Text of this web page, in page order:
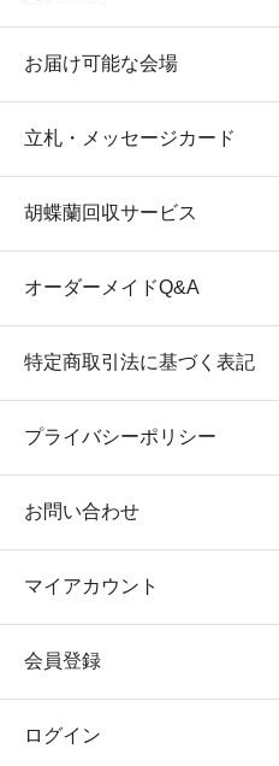
お届け可能な会場
立札・メッセージカード
胡蝶蘭回収サービス
オーダーメイドQ&A
特定商取引法に基づく表記
プライバシーポリシー
お問い合わせ
マイアカウント
会員登録
ログイン